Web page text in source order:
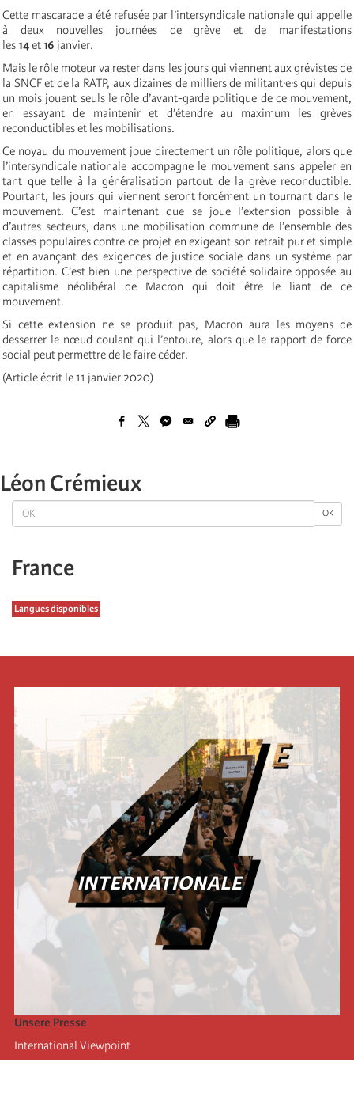
OK OK
France
Langues disponibles
Cette mascarade a été refusée par l’intersyndicale nationale qui appelle
à deux nouvelles journées de grève et de manifestations
les14et16 janvier.
Mais le rôle moteur va rester dans les jours qui viennent aux grévistes de
la SNCF et de la RATP, aux dizaines de milliers de militant·e·s qui depuis
un mois jouent seuls le rôle d’avant-garde politique de ce mouvement,
en essayant de maintenir et d’étendre au maximum les grèves
reconductibles et les mobilisations.
Ce noyau du mouvement joue directement un rôle politique, alors que
l’intersyndicale nationale accompagne le mouvement sans appeler en
tant que telle à la généralisation partout de la grève reconductible.
Pourtant, les jours qui viennent seront forcément un tournant dans le
mouvement. C’est maintenant que se joue l’extension possible à
d’autres secteurs, dans une mobilisation commune de l’ensemble des
classes populaires contre ce projet en exigeant son retrait pur et simple
et en avançant des exigences de justice sociale dans un système par
répartition. C’est bien une perspective de société solidaire opposée au
capitalisme néolibéral de Macron qui doit être le liant de ce
mouvement.
Si cette extension ne se produit pas, Macron aura les moyens de
desserrer le nœud coulant qui l’entoure, alors que le rapport de force
social peut permettre de le faire céder.
(Article écrit le 11 janvier 2020)
Léon Crémieux
Unsere Presse
International Viewpoint